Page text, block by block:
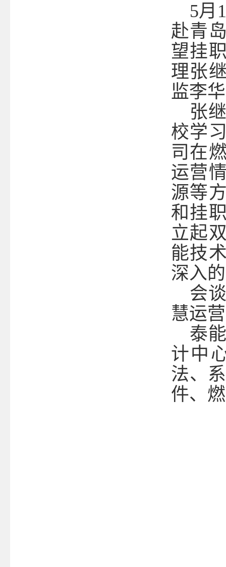
5月
赴青
望挂
理张
监李
张
校学
司在
运营
源等
和挂
立起
能技
深入
会
慧运
泰
计中
法、
件、